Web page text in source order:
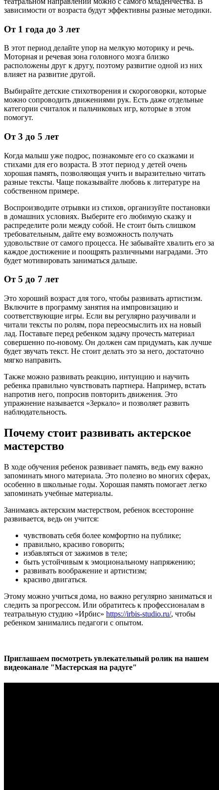
зависимости от возраста будут эффективны разные методики.
От 1 года до 3 лет
В этот период делайте упор на мелкую моторику и речь.
Моторная и речевая зона головного мозга близко
расположены друг к другу, поэтому развитие одной из них
влияет на развитие другой.
Выбирайте детские стихотворения и скороговорки, которые
можно сопроводить движениями рук. Есть даже отдельные
категории считалок и пальчиковых игр, которые в этом
помогут.
От 3 до 5 лет
Когда малыш уже подрос, познакомьте его со сказками и
стихами для его возраста. В этот период у детей очень
хорошая память, позволяющая учить и выразительно читать
разные тексты. Чаще показывайте любовь к литературе на
собственном примере.
Воспроизводите отрывки из стихов, организуйте постановки
в домашних условиях. Выберите его любимую сказку и
распределите роли между собой. Не стоит быть слишком
требовательным, дайте ему возможность получать
удовольствие от самого процесса. Не забывайте хвалить его за
каждое достижение и поощрять различными наградами. Это
будет мотивировать заниматься дальше.
От 5 до 7 лет
Это хороший возраст для того, чтобы развивать артистизм.
Включите в программу занятия на импровизацию и
соответствующие игры. Если вы регулярно разучивали и
читали тексты по ролям, пора переосмыслить их на новый
лад. Поставьте перед ребенком задачу прочесть материал
совершенно по-новому. Он должен сам придумать, как лучше
будет звучать текст. Не стоит делать это за него, достаточно
мягко направить.
Также можно развивать реакцию, интуицию и научить
ребенка правильно чувствовать партнера. Например, встать
напротив него, попросив повторить движения. Это
упражнение называется «Зеркало» и позволяет развить
наблюдательность.
Почему стоит развивать актерское
мастерство
В ходе обучения ребенок развивает память, ведь ему важно
запоминать много материала. Это полезно во многих сферах,
особенно в школьные годы. Хорошая память помогает легко
запоминать учебные материалы.
Занимаясь актерским мастерством, ребенок всесторонне
развивается, ведь он учится:
чувствовать себя более комфортно на публике;
правильно, красиво говорить;
избавляться от зажимов в теле;
быть устойчивым к эмоциональному напряжению;
развивать воображение и артистизм;
красиво двигаться.
Этому можно учиться дома, но важно регулярно заниматься и
следить за прогрессом. Или обратитесь к профессионалам в
театральную студию «Ирбис» https://irbis-studio.ru/, чтобы
ребенком занимались педагоги с опытом.
Приглашаем посмотреть увлекательный ролик на нашем
видеоканале "Мастерская на радуге"